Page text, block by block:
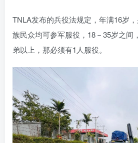
TNLA发布的兵役法规定，年满16岁
族民众均可参军服役，18－35岁之间
弟以上，那必须有1人服役。